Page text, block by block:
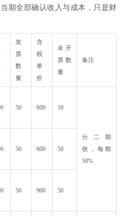
期全部确认收入与成本，只是财
发
票
数
量
含
税
单
价
未开
票数
量
备注
50 600 50
分二期
收，每期
50%
50 600 50
50 900 50